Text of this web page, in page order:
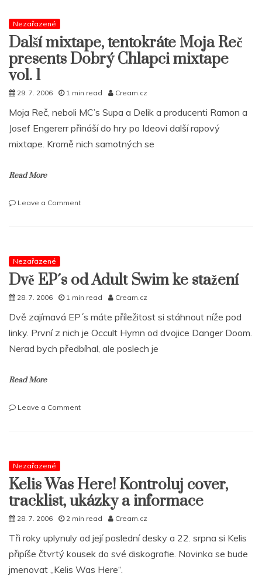
sporu
s
i
Nezařazené
Další mixtape, tentokráte Moja Reč
presents Dobrý Chlapci mixtape
vol. 1
29. 7. 2006 1 min read Cream.cz
Moja Reč, neboli MC’s Supa a Delik a producenti Ramon a
Josef Engererr přináší do hry po Ideovi další rapový
mixtape. Kromě nich samotných se
Read More
Leave a Commenton
presents
Dobrý
Chlapci
vol.
1
Nezařazené
Dvě EP´s od Adult Swim ke stažení
28. 7. 2006 1 min read Cream.cz
Dvě zajímavá EP´s máte příležitost si stáhnout níže pod
linky. První z nich je Occult Hymn od dvojice Danger Doom.
Nerad bych předbíhal, ale poslech je
Read More
Leave a Commenton
Swim
ke
stažení
Nezařazené
Kelis Was Here! Kontroluj cover,
tracklist, ukázky a informace
28. 7. 2006 2 min read Cream.cz
Tři roky uplynuly od její poslední desky a 22. srpna si Kelis
připíše čtvrtý kousek do své diskografie. Novinka se bude
jmenovat „Kelis Was Here“.